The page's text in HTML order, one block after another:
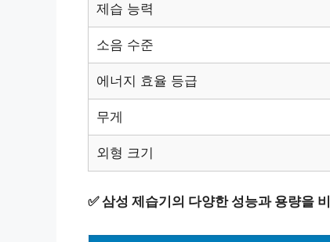
제습 능력
소음 수준
에너지 효율 등급
무게
외형 크기
✅삼성 제습기의 다양한 성능과 용량을